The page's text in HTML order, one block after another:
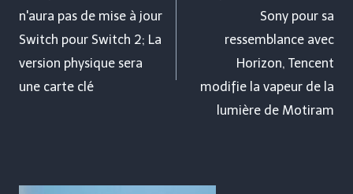
l’article
n'aura pas de mise à jour
Switch pour Switch 2; La
version physique sera
une carte clé
Sony pour sa
ressemblance avec
Horizon, Tencent
modifie la vapeur de la
lumière de Motiram